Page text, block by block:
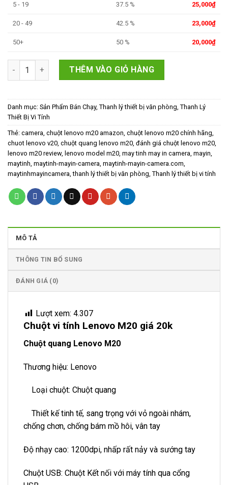
5 - 19 37.5 % 25,000₫
20 - 49 42.5 % 23,000₫
50+ 50 % 20,000₫
Chuột vi tính Lenovo M20 giá 20k số lượng
THÊM VÀO GIỎ HÀNG
Danh mục: Sản Phẩm Bán Chạy, Thanh lý thiết bị văn phòng, Thanh Lý
Thiết Bị Vi Tính
Thẻ: camera, chuột lenovo m20 amazon, chuột lenovo m20 chính hãng,
chuot lenovo v20, chuột quang lenovo m20, đánh giá chuột lenovo m20,
lenovo m20 review, lenovo model m20, may tinh may in camera, mayin,
maytinh, maytinh-mayin-camera, maytinh-mayin-camera.com,
maytinhmayincamera,thanh lý thiết bị văn phòng, Thanh lý thiết bị vi tính
MÔ TẢ
THÔNG TIN BỔ SUNG
ĐÁNH GIÁ (0)
Lượt xem: 4.307
Chuột vi tính Lenovo M20 giá 20k
Chuột quang Lenovo M20
Thương hiệu: Lenovo
Loại chuột: Chuột quang
Thiết kế tinh tế, sang trọng với vỏ ngoài nhám,
chống chơn, chống bám mồ hôi, vân tay
Độ nhạy cao: 1200dpi, nhấp rất nảy và sướng tay
Chuột USB: Chuột Kết nối với máy tính qua cổng